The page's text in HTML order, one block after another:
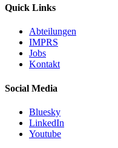
Quick Links
Abteilungen
IMPRS
Jobs
Kontakt
Social Media
Bluesky
LinkedIn
Youtube